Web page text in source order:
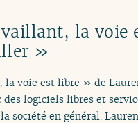
la voie
»
voie est libre » de
logiciels libres et
société en général.